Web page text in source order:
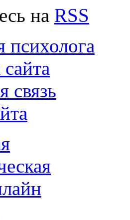
на RSS
психолога
связь